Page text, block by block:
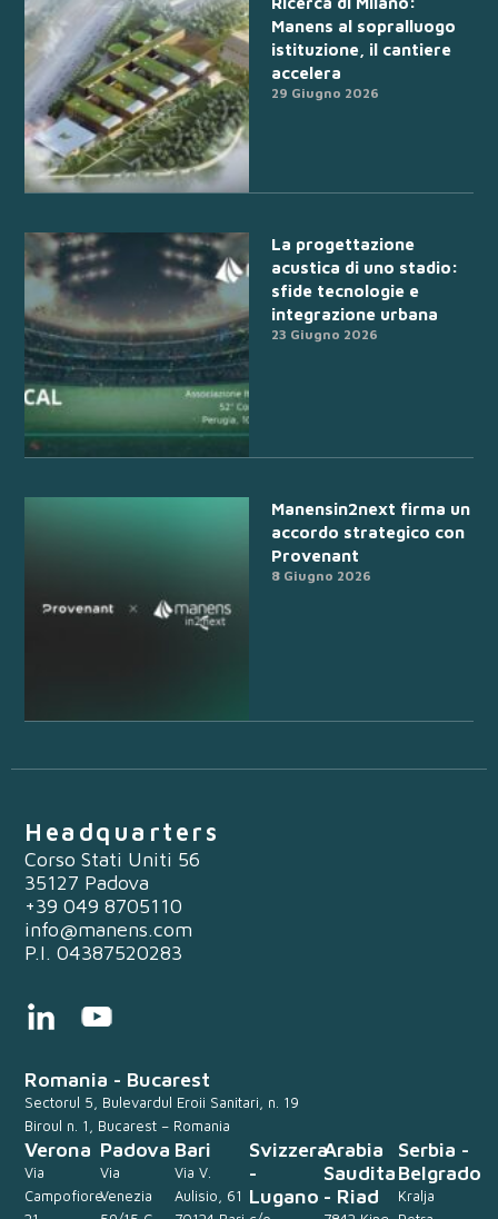
Manens al sopralluogo
istituzione, il cantiere
accelera
29 Giugno 2026
La progettazione
acustica di uno stadio:
sfide tecnologie e
integrazione urbana
23 Giugno 2026
Manensin2next firma un
accordo strategico con
Provenant
8 Giugno 2026
Headquarters
Corso Stati Uniti 56
35127 Padova
+39 049 8705110
info@manens.com
P.I. 04387520283
Romania - Bucarest
Sectorul 5, Bulevardul Eroii Sanitari, n. 19
Biroul n. 1, Bucarest – Romania
Verona
Via
Campofiore
Padova
Via
Venezia
Bari
Via V.
Aulisio, 61
Svizzera
-
Lugano
Arabia
Saudita
- Riad
Serbia -
Belgrado
Kralja